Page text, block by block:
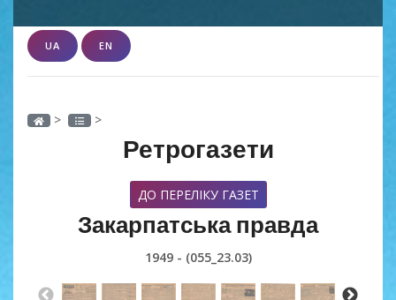
UA EN
> >
Ретрогазети
ДО ПЕРЕЛІКУ ГАЗЕТ
Закарпатська правда
1949 - (055_23.03)